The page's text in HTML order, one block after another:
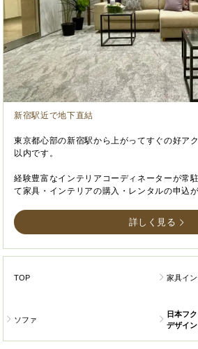
新宿駅近で地下直結
東京都心部の新宿駅から上がってすぐの好ア
以内です。
経験豊富なインテリアコーディネーターが常
て家具・インテリアの購入・レンタルの申込が
詳しく見る
TOP 家具イ
ソファ
日本フ
デザイ